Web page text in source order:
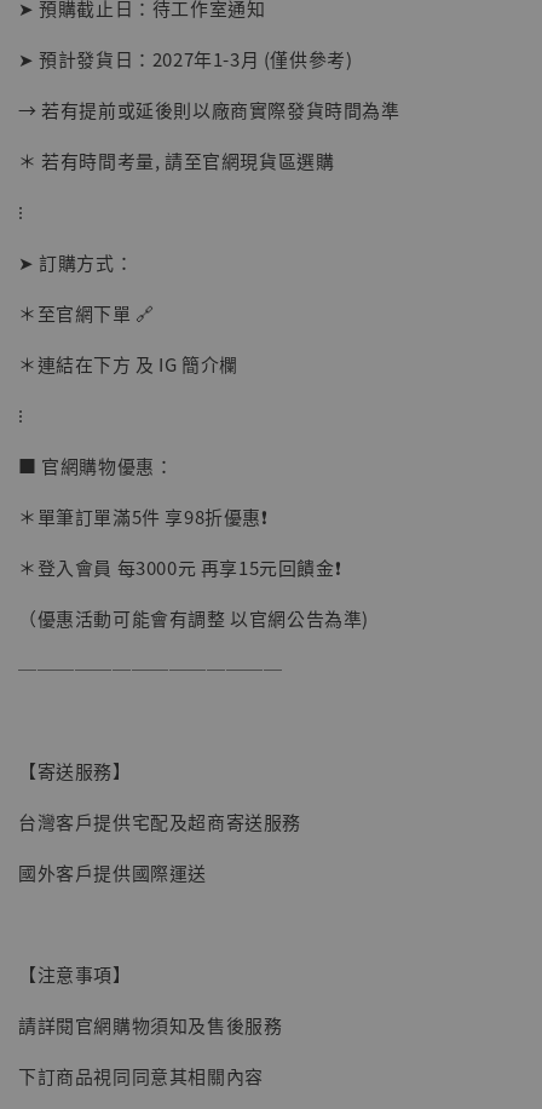
NT$ 4,980
➤ 預購截止日：待工作室通知
➤ 預計發貨日：2027年1-3月 (僅供參考)
→ 若有提前或延後則以廠商實際發貨時間為準
＊ 若有時間考量, 請至官網現貨區選購
⁝
➤ 訂購方式：
＊至官網下單 🔗
＊連結在下方 及 IG 簡介欄
⁝
■ 官網購物優惠：
＊單筆訂單滿5件 享98折優惠❗️
＊登入會員 每3000元 再享15元回饋金❗️
（優惠活動可能會有調整 以官網公告為準)
──────────────
【寄送服務】
台灣客戶提供宅配及超商寄送服務
國外客戶提供國際運送
【注意事項】
請詳閱官網購物須知及售後服務
下訂商品視同同意其相關內容